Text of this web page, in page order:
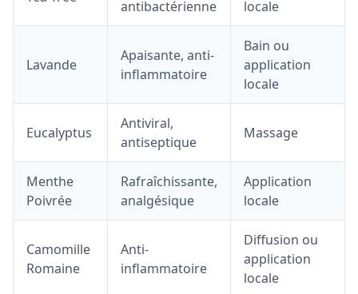
antibactérienne locale
Lavande
Apaisante, anti-
inflammatoire
Bain ou
application
locale
Eucalyptus
Antiviral,
antiseptique
Massage
Menthe
Poivrée
Rafraîchissante,
analgésique
Application
locale
Camomille
Romaine
Anti-
inflammatoire
Diffusion ou
application
locale